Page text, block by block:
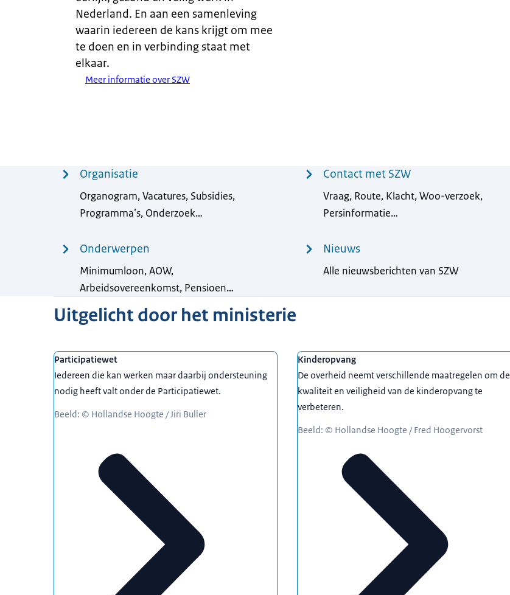
Nederland. En aan een samenleving
waarin iedereen de kans krijgt om mee
te doen en in verbinding staat met
elkaar.
Meer informatie over SZW
Organisatie
Organogram, Vacatures, Subsidies,
Programma’s, Onderzoek…
Contact met SZW
Vraag, Route, Klacht, Woo-verzoek,
Persinformatie…
Onderwerpen
Minimumloon, AOW,
Arbeidsovereenkomst, Pensioen…
Nieuws
Alle nieuwsberichten van SZW
Uitgelicht door het ministerie
Participatiewet
Iedereen die kan werken maar daarbij ondersteuning
nodig heeft valt onder de Participatiewet.
Beeld: © Hollandse Hoogte / Jiri Buller
Kinderopvang
De overheid neemt verschillende maatregelen om de
kwaliteit en veiligheid van de kinderopvang te
verbeteren.
Beeld: © Hollandse Hoogte / Fred Hoogervorst